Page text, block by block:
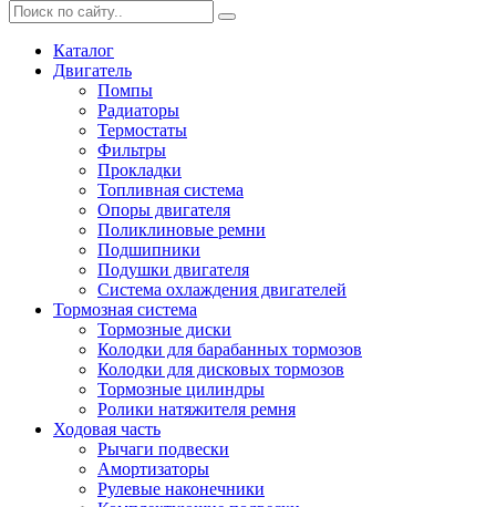
Каталог
Двигатель
Помпы
Радиаторы
Термостаты
Фильтры
Прокладки
Топливная система
Опоры двигателя
Поликлиновые ремни
Подшипники
Подушки двигателя
Система охлаждения двигателей
Тормозная система
Тормозные диски
Колодки для барабанных тормозов
Колодки для дисковых тормозов
Тормозные цилиндры
Ролики натяжителя ремня
Ходовая часть
Рычаги подвески
Амортизаторы
Рулевые наконечники